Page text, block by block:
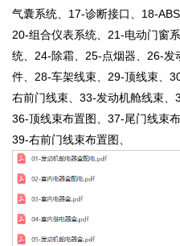
气囊系统、17-诊断接口、18-
20-组合仪表系统、21-电动门窗
统、24-除霜、25-点烟器、26-
件、28-车架线束、29-顶线束、
右前门线束、33-发动机舱线束、
36-顶线束布置图、37-尾门线束
39-右前门线束布置图、